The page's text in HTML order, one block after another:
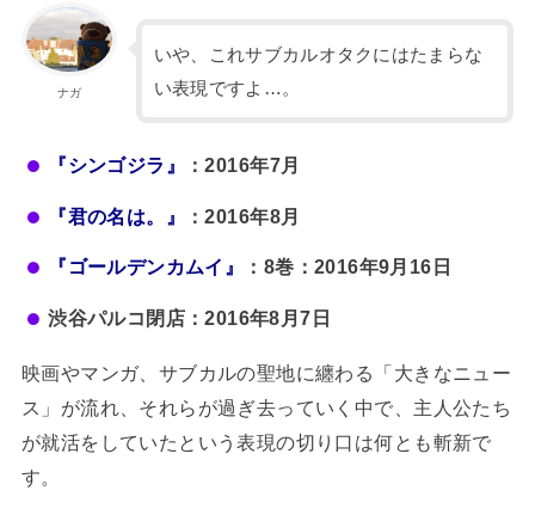
ナガ
いや、これサブカルオタクにはたまらな
い表現ですよ…。
『シンゴジラ』 ：2016年7月
『君の名は。』 ：2016年8月
『ゴールデンカムイ』 ：8巻：2016年9月16日
渋谷パルコ閉店：2016年8月7日
映画やマンガ、サブカルの聖地に纏わる「大きなニュー
ス」が流れ、それらが過ぎ去っていく中で、主人公たち
が就活をしていたという表現の切り口は何とも斬新で
す。